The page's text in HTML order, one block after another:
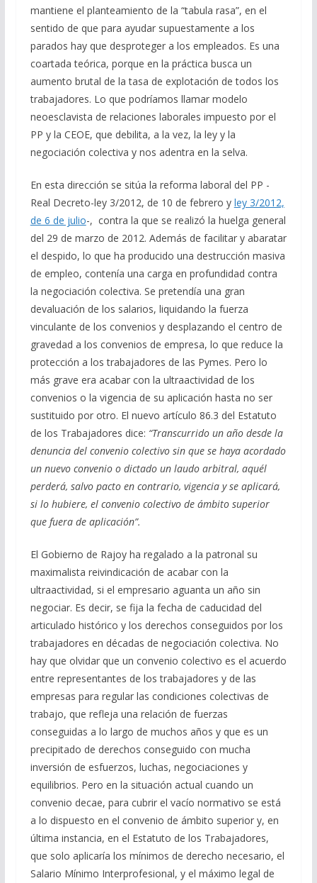
mantiene el planteamiento de la “tabula rasa”, en el
sentido de que para ayudar supuestamente a los
parados hay que desproteger a los empleados. Es una
coartada teórica, porque en la práctica busca un
aumento brutal de la tasa de explotación de todos los
trabajadores. Lo que podríamos llamar modelo
neoesclavista de relaciones laborales impuesto por el
PP y la CEOE, que debilita, a la vez, la ley y la
negociación colectiva y nos adentra en la selva.
En esta dirección se sitúa la reforma laboral del PP -
Real Decreto-ley 3/2012, de 10 de febrero y ley 3/2012,
de 6 de julio-, contra la que se realizó la huelga general
del 29 de marzo de 2012. Además de facilitar y abaratar
el despido, lo que ha producido una destrucción masiva
de empleo, contenía una carga en profundidad contra
la negociación colectiva. Se pretendía una gran
devaluación de los salarios, liquidando la fuerza
vinculante de los convenios y desplazando el centro de
gravedad a los convenios de empresa, lo que reduce la
protección a los trabajadores de las Pymes. Pero lo
más grave era acabar con la ultraactividad de los
convenios o la vigencia de su aplicación hasta no ser
sustituido por otro. El nuevo artículo 86.3 del Estatuto
de los Trabajadores dice: “Transcurrido un año desde la
denuncia del convenio colectivo sin que se haya acordado
un nuevo convenio o dictado un laudo arbitral, aquél
perderá, salvo pacto en contrario, vigencia y se aplicará,
si lo hubiere, el convenio colectivo de ámbito superior
que fuera de aplicación”.
El Gobierno de Rajoy ha regalado a la patronal su
maximalista reivindicación de acabar con la
ultraactividad, si el empresario aguanta un año sin
negociar. Es decir, se fija la fecha de caducidad del
articulado histórico y los derechos conseguidos por los
trabajadores en décadas de negociación colectiva. No
hay que olvidar que un convenio colectivo es el acuerdo
entre representantes de los trabajadores y de las
empresas para regular las condiciones colectivas de
trabajo, que refleja una relación de fuerzas
conseguidas a lo largo de muchos años y que es un
precipitado de derechos conseguido con mucha
inversión de esfuerzos, luchas, negociaciones y
equilibrios. Pero en la situación actual cuando un
convenio decae, para cubrir el vacío normativo se está
a lo dispuesto en el convenio de ámbito superior y, en
última instancia, en el Estatuto de los Trabajadores,
que solo aplicaría los mínimos de derecho necesario, el
Salario Mínimo Interprofesional, y el máximo legal de